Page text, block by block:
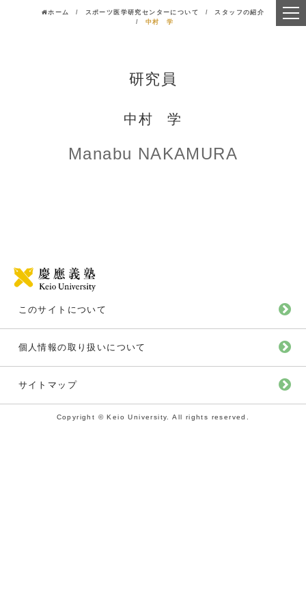
ホーム スポーツ医学研究センターについて
スタッフの紹介
中村 学
研究員
中村 学
Manabu NAKAMURA
このサイトについて
個人情報の取り扱いについて
サイトマップ
Copyright © Keio University. All rights reserved.